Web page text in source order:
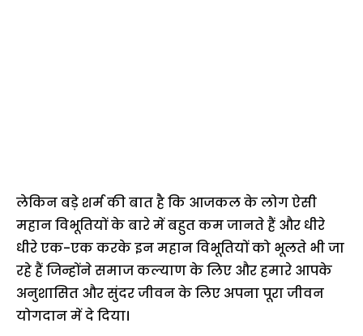
लेकिन बड़े शर्म की बात है कि आजकल के लोग ऐसी
महान विभूतियों के बारे में बहुत कम जानते हैं और धीरे
धीरे एक-एक करके इन महान विभूतियों को भूलते भी जा
रहे हैं जिन्होंने समाज कल्याण के लिए और हमारे आपके
अनुशासित और सुंदर जीवन के लिए अपना पूरा जीवन
योगदान में दे दिया।